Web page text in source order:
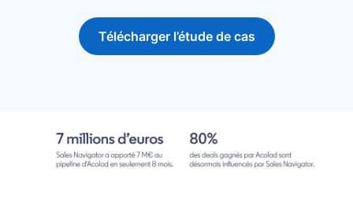
Télécharger l’étude de cas
opens in a new tab